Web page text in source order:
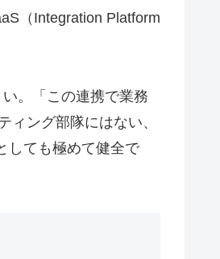
（Integration Platform
。「この連携で業務
ング部隊にはない、
しても極めて健全で